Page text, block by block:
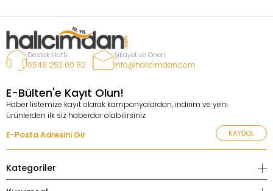
Destek Hattı
0546 253 00 82
Şikayet ve Öneri
info@halicimdan.com
E-Bülten'e Kayıt Olun!
Haber listemize kayıt olarak kampanyalardan, indirim ve yeni
ürünlerden ilk siz haberdar olabilirsiniz
KAYDOL
Kategoriler